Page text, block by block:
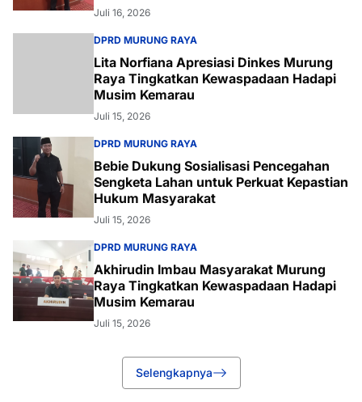
Juli 16, 2026
DPRD MURUNG RAYA
Lita Norfiana Apresiasi Dinkes Murung
Raya Tingkatkan Kewaspadaan Hadapi
Musim Kemarau
Juli 15, 2026
DPRD MURUNG RAYA
Bebie Dukung Sosialisasi Pencegahan
Sengketa Lahan untuk Perkuat Kepastian
Hukum Masyarakat
Juli 15, 2026
DPRD MURUNG RAYA
Akhirudin Imbau Masyarakat Murung
Raya Tingkatkan Kewaspadaan Hadapi
Musim Kemarau
Juli 15, 2026
Selengkapnya